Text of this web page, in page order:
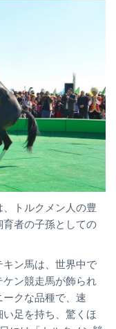
、トルクメン人の豊
者の子孫としての
キン馬は、世界中で
ン競走馬が飾られ
クな品種で、速
足を持ち、驚くほ